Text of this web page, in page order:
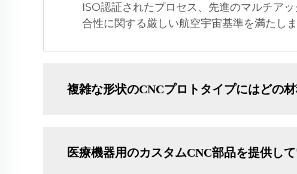
ISO認証されたプロセス、先進のマルチア
合性に関する厳しい航空宇宙基準を満たしま
複雑な形状のCNCプロトタイプにはどの
医療機器用のカスタムCNC部品を提供し